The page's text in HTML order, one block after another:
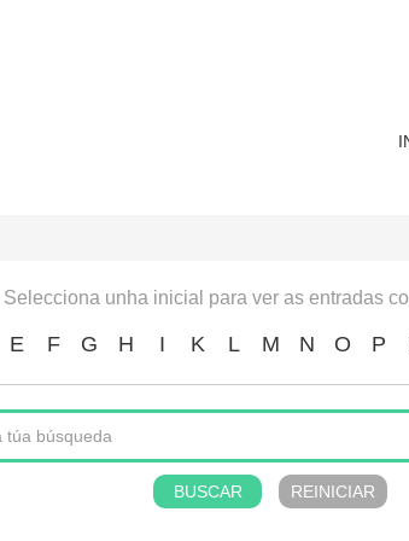
Selecciona unha inicial para ver as entradas
E F G H I K L M N O P